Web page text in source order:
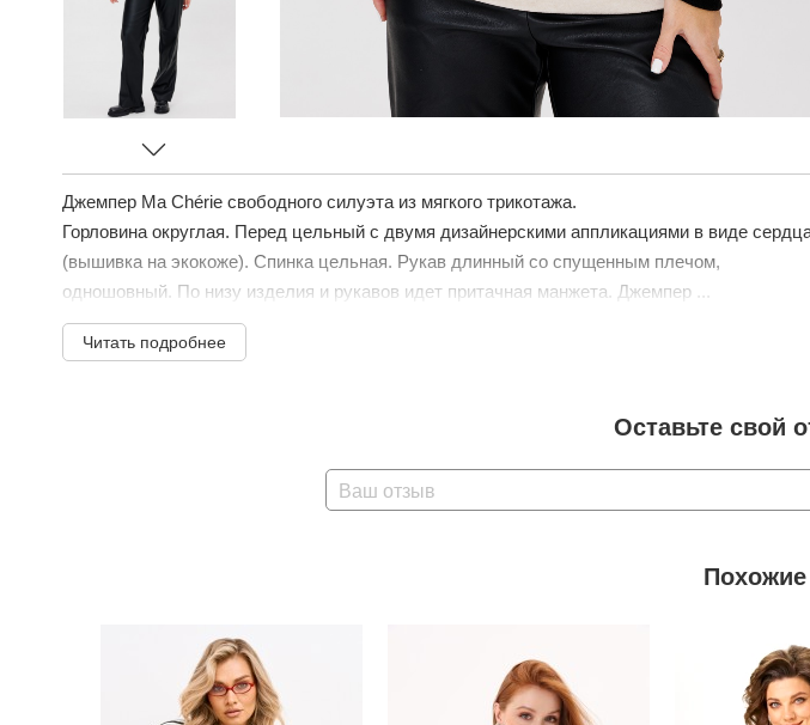
Джемпер Ma Сhérie свободного силуэта из мягкого трикотажа.
Горловина округлая. Перед цельный с двумя дизайнерскими аппликациями в виде
(вышивка на экокоже). Спинка цельная. Рукав длинный со спущенным плечом,
одношовный. По низу изделия и рукавов идет притачная манжета. Джемпер ...
Читать подробнее
Оставьте свой
Ваш отзыв